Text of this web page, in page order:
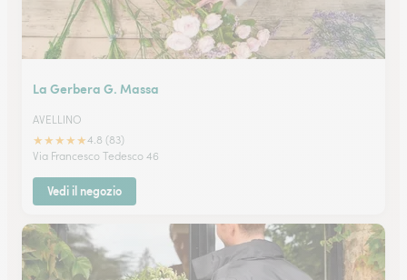
La Gerbera G. Massa
AVELLINO
★★★★★4.8 (83)
Via Francesco Tedesco 46
Vedi il negozio